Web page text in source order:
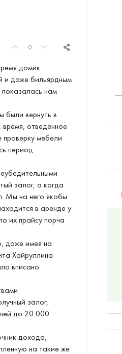
0
домик.
и даже бильярдным
нам
были вернуть в
время, отведённое
проверку мебели
период
залог, а когда
Мы на него якобы
в аренде у
их прайсу порча
даже имея на
Хайруллина
вписано
залог,
до 20 000
дохода,
на такие же